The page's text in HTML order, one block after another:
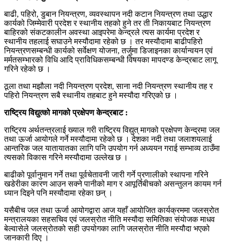
बाढी, पहिरो, डुबान नियन्त्रण, व्यवस्थापन नदी कटान नियन्त्रण तथा उद्धार
कार्यको जिम्मेवारी प्रदेश र स्थानीय तहको हुने तर ती निकायबाट नियन्त्रण
बाहिरको संकटकालीन अवस्था आइपरेमा केन्द्रले त्यस कार्यमा प्रदेश र
स्थानीय तहलाई सघाउने मस्यौदामा रहेको छ । तर मस्यौदामा बाढीपहिरो
नियन्त्रणसम्बन्धी कार्यको सर्वेक्षण योजना, तर्जुमा डिजाइनका कार्यान्वयन एवं
मर्मतसम्भारको विधि आदि प्राविधिकसम्बन्धी विषयका मापदण्ड केन्द्रबाट लागू
गरिने रहेको छ ।
ठूला तथा मझौला नदी नियन्त्रण प्रदेश, साना नदी नियन्त्रण स्थानीय तह र
पहिरो नियन्त्रण सबै स्थानीय तहबाट हुने मस्यौदा गरिएको छ ।
राष्ट्रिय विद्युत्को मागको प्रक्षेपण केन्द्रबाट :
राष्ट्रिय अर्थतन्त्रलाई ख्याल गरी राष्ट्रिय विद्युत् मागको प्रक्षेपण केन्द्रमा जल
तथा ऊर्जा आयोगले गर्ने मस्यौदामा रहेको छ । देशका नदी तथा जलाशयलाई
आन्तरिक जल यातायातका लागि पनि उपयोग गर्न अध्ययन गराई सम्भाव्य ठाउँमा
त्यसको विकास गरिने मस्यौदामा उल्लेख छ ।
बाढीको पूर्वानुमान गर्ने तथा पूर्वचेतावनी जारी गर्ने प्रणालीको स्थापना गरिने
खडेरीका कारण आउन सक्ने पानीको माग र आपूर्तिबीचको असन्तुलन कायम गर्न
ध्यान दिइने पनि मस्यौदामा रहेका छन् ।
यसैबीच जल तथा ऊर्जा आयोगद्वारा आज यहाँ आयोजित कार्यक्रममा जलस्रोत
मन्त्रालयका सहसचिव एवं जलस्रोत नीति मस्यौदा समितिका संयोजक माधव
बेल्वासेले जलस्रोतको सही उपयोगका लागि जलस्रोत नीति मस्यौदा भएको
जानकारी दिए ।